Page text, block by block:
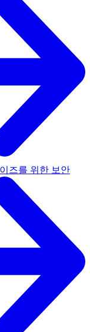
즈를 위한 보안